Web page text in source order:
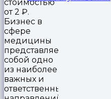
стоимостью
от 2 ₽.
Бизнес в
сфере
медицины
представляет
собой одно
из наиболее
важных и
ответственных